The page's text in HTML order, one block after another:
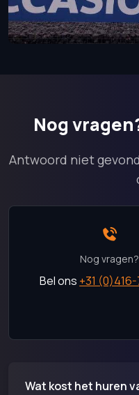
Nog
Antwoord niet
Nog vragen?
Bel ons +31
Wat kost het huren